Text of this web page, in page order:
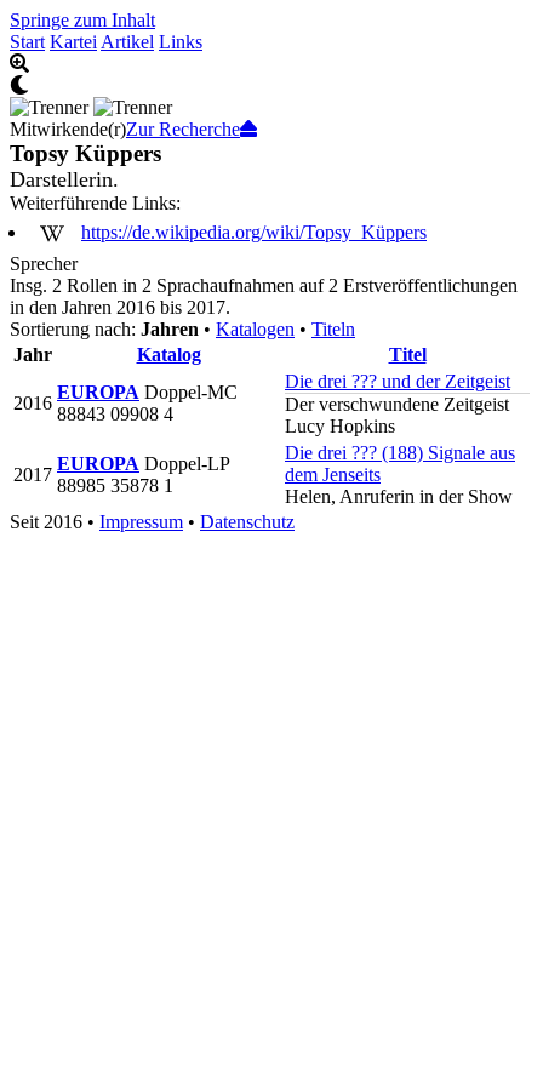
Springe zum Inhalt
Start Kartei Artikel Links
Mitwirkende(r)Zur Recherche
Topsy Küppers
Darstellerin.
Weiterführende Links:
https://de.wikipedia.org/wiki/Topsy_Küppers
Sprecher
Insg. 2 Rollen in 2 Sprachaufnahmen auf 2 Erstveröffentlichungen
in den Jahren 2016 bis 2017.
Sortierung nach: Jahren • Katalogen • Titeln
Jahr
Katalog Titel
2016
EUROPA Doppel-MC
88843 09908 4
Die drei ??? und der Zeitgeist
Der verschwundene Zeitgeist
Lucy Hopkins
2017
EUROPA Doppel-LP
88985 35878 1
Die drei ??? (188) Signale aus
dem Jenseits
Helen, Anruferin in der Show
Seit 2016 • Impressum • Datenschutz